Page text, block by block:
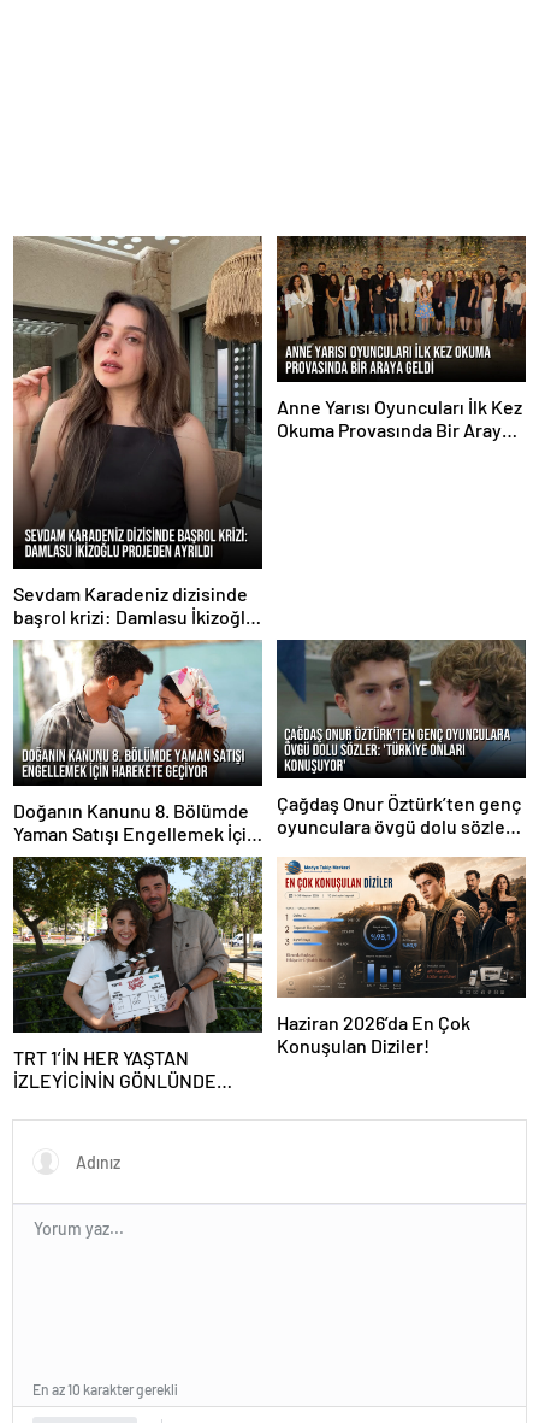
Sevdam Karadeniz dizisinde
başrol krizi: Damlasu İkizoğlu
projeden ayrıldı
Anne Yarısı Oyuncuları İlk Kez
Okuma Provasında Bir Araya
Doğanın Kanunu 8. Bölümde
Yaman Satışı Engellemek İçin
Harekete Geçiyor
Çağdaş Onur Öztürk’ten genç
oyunculara övgü dolu sözler:
TRT 1’İN HER YAŞTAN
İZLEYİCİNİN GÖNLÜNDE
‘EVLİLİK GÜZELDİR’ SETE
ÇIKTI!
Haziran 2026’da En Çok
Konuşulan Diziler!
En az 10 karakter gerekli